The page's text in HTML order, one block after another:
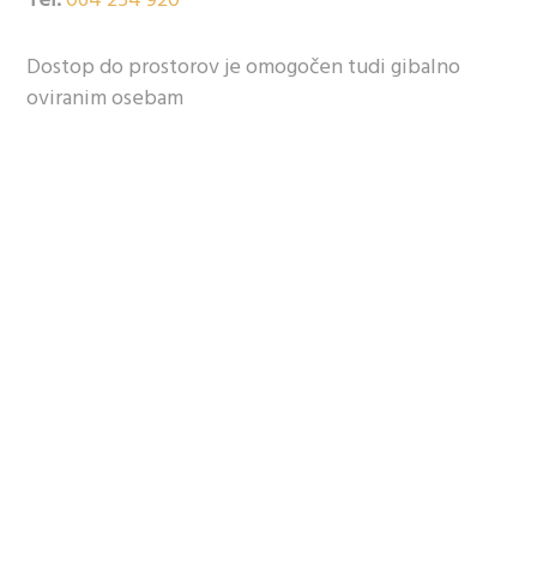
Dostop do prostorov je omogočen tudi gibalno
oviranim osebam